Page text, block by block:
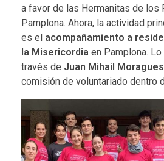
a favor de las Hermanitas de los
Pamplona. Ahora, la actividad
es el acompañamiento a
la Misericordia en Pamplona.
través de Juan Mihail Moragues
comisión de voluntariado dentro